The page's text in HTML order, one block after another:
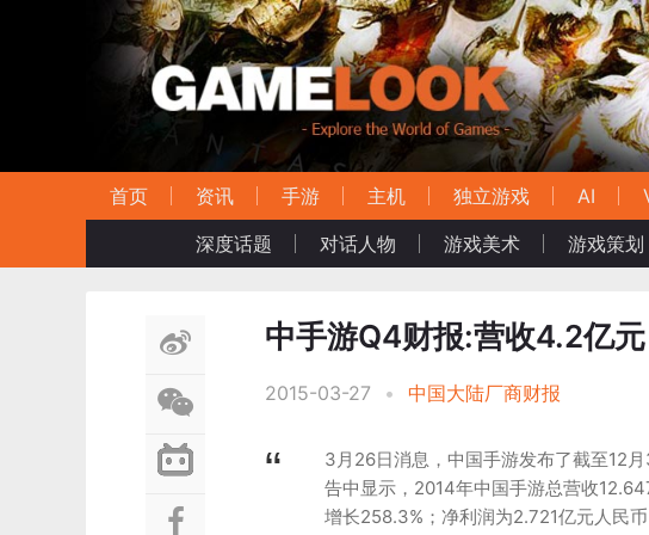
首页 资讯 手游 主机 独立游戏 AI
深度话题
对话人物 游戏美术 游戏策划
中手游Q4财报:营收4.2亿
2015-03-27 • 中国大陆厂商财报
3月26日消息，中国手游发布了截至12
告中显示，2014年中国手游总营收
增长258.3%；净利润为2.721亿元人民